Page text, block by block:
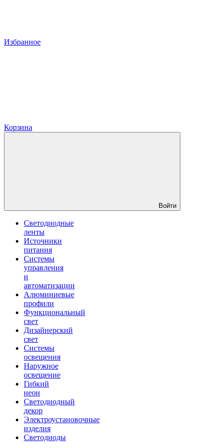
Избранное
Корзина
Войти
Светодиодные
ленты
Источники
питания
Системы
управления
и
автоматизации
Алюминиевые
профили
Функциональный
свет
Дизайнерский
свет
Системы
освещения
Наружное
освещение
Гибкий
неон
Светодиодный
декор
Электроустановочные
изделия
Светодиоды